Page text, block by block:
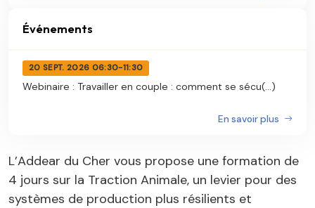
Événements
20 SEPT. 2026 06:30-11:30
Webinaire : Travailler en couple : comment se sécu(...)
En savoir plus
L’Addear du Cher vous propose une formation de
4 jours sur la Traction Animale, un levier pour des
systèmes de production plus résilients et